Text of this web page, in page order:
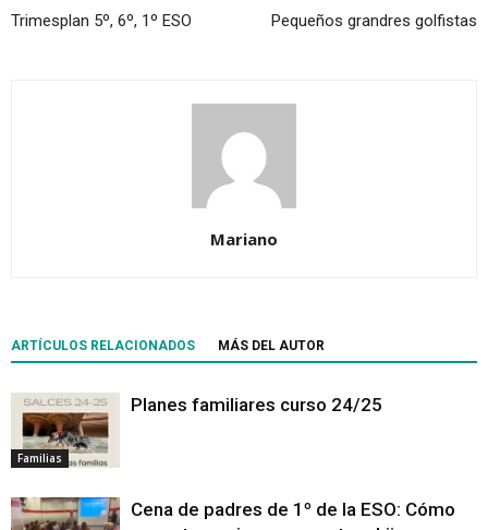
Trimesplan 5º, 6º, 1º ESO Pequeños grandres golfistas
Mariano
ARTÍCULOS RELACIONADOS MÁS DEL AUTOR
Familias
Planes familiares curso 24/25
Cena de padres de 1º de la ESO: Cómo